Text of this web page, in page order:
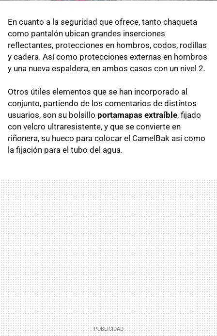
En cuanto a la seguridad que ofrece, tanto chaqueta
como pantalón ubican grandes inserciones
reflectantes, protecciones en hombros, codos, rodillas
y cadera. Así como protecciones externas en hombros
y una nueva espaldera, en ambos casos con un nivel 2.
Otros útiles elementos que se han incorporado al
conjunto, partiendo de los comentarios de distintos
usuarios, son su bolsillo portamapas extraíble, fijado
con velcro ultraresistente, y que se convierte en
riñonera, su hueco para colocar el CamelBak así como
la fijación para el tubo del agua.